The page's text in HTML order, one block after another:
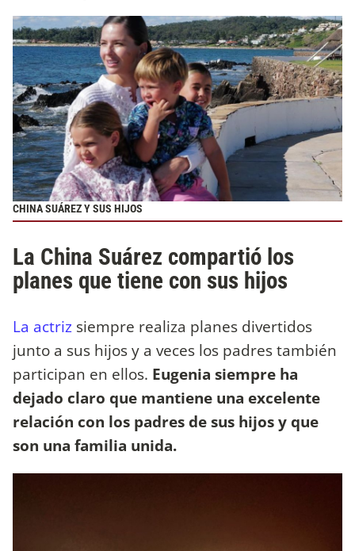
CHINA SUÁREZ Y SUS HIJOS
La China Suárez compartió los
planes que tiene con sus hijos
La actriz siempre realiza planes divertidos
junto a sus hijos y a veces los padres también
participan en ellos. Eugenia siempre ha
dejado claro que mantiene una excelente
relación con los padres de sus hijos y que
son una familia unida.